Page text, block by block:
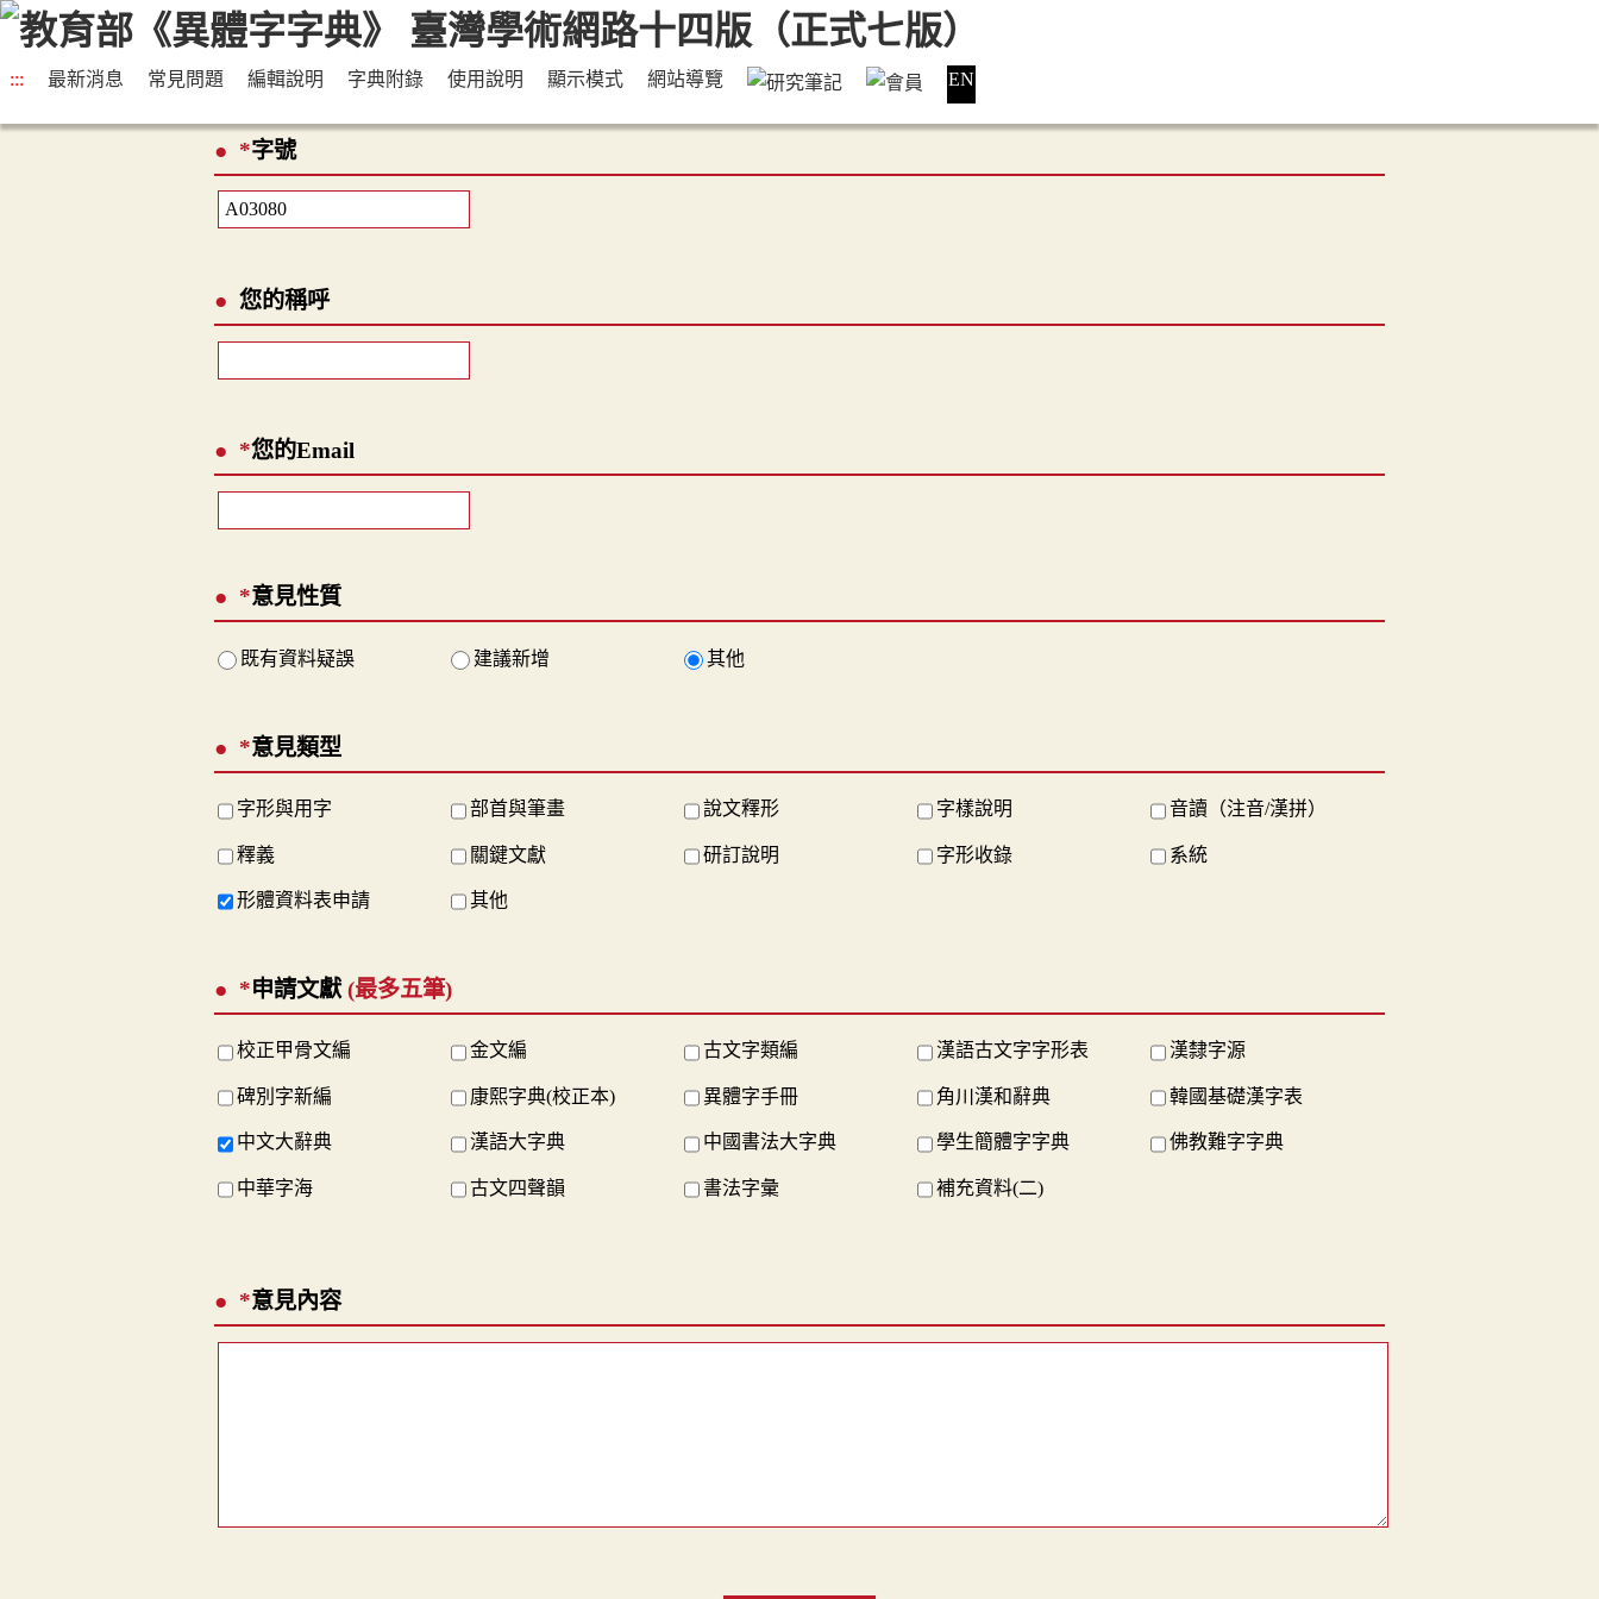
::: 最新消息 常見問題 編輯說明 字典附錄 使用說明 顯示模式 網站導覽 EN
*字號
您的稱呼
*您的Email
*意見性質
既有資料疑誤 建議新增 其他
*意見類型
字形與用字 部首與筆畫 說文釋形 字樣說明 音讀（注音/漢拼）
釋義 關鍵文獻 研訂說明 字形收錄 系統
形體資料表申請 其他
*申請文獻 (最多五筆)
校正甲骨文編 金文編 古文字類編 漢語古文字字形表 漢隸字源
碑別字新編 康熙字典(校正本) 異體字手冊 角川漢和辭典 韓國基礎漢字表
中文大辭典 漢語大字典 中國書法大字典 學生簡體字字典 佛教難字字典
中華字海 古文四聲韻 書法字彙 補充資料(二)
*意見內容